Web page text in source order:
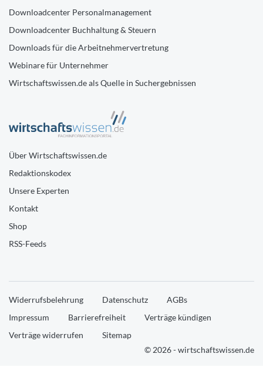
Downloadcenter Personalmanagement
Downloadcenter Buchhaltung & Steuern
Downloads für die Arbeitnehmervertretung
Webinare für Unternehmer
Wirtschaftswissen.de als Quelle in Suchergebnissen
Über Wirtschaftswissen.de
Redaktionskodex
Unsere Experten
Kontakt
Shop
RSS-Feeds
Widerrufsbelehrung Datenschutz
AGBs
Impressum
Barrierefreiheit
Verträge kündigen
Verträge widerrufen
Sitemap
© 2026 - wirtschaftswissen.de